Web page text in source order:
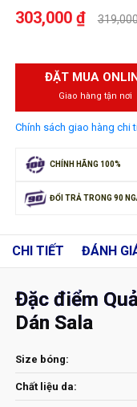
303,000 ₫
ĐẶT MUA
Giao hàng tận nơi
Chính sách giao hàng chi
CHÍNH HÃNG 100%
ĐỔI TRẢ TRONG 90
CHI TIẾT ĐÁNH
Đặc điểm
Dán Sala
Size bóng:
Chất liệu da: